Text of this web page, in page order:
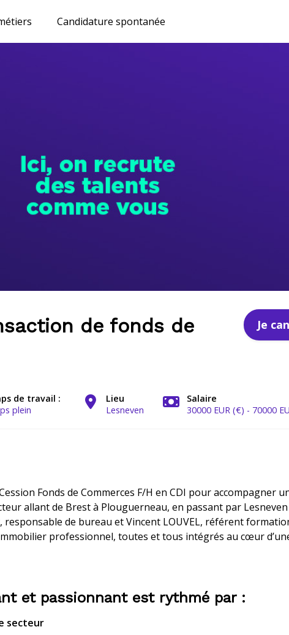
Candidature spontanée
de fonds de
Je
de travail :
plein
Lieu
Lesneven
Salaire
30000 EUR (€) - 70000
Fonds de Commerces F/H en CDI pouraccompagner
allant de Brest à Plouguerneau, en passant par
, responsable de bureau et Vincent LOUVEL, référent
professionnel, toutes et tous intégrés au cœur
et passionnant est rythmé par :
secteur